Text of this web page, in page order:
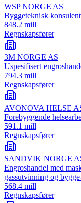
WSP NORGE AS
Byggeteknisk
848.2 mill
Regnskapsfører
3M NORGE AS
Uspesifisert
794.3 mill
Regnskapsfører
AVONOVA HELSE
Forebyggende
591.1 mill
Regnskapsfører
SANDVIK NORGE
Engroshandel med
gassutvinning og
568.4 mill
Regnskapsfører